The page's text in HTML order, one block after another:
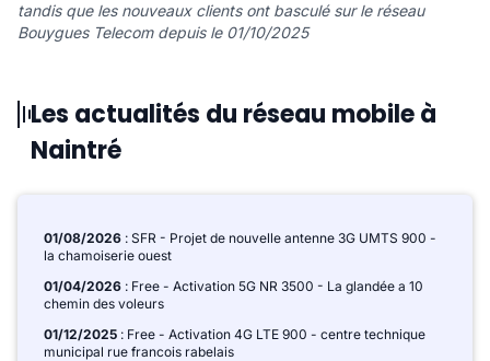
tandis que les nouveaux clients ont basculé sur le réseau
Bouygues Telecom depuis le 01/10/2025
Les actualités du réseau mobile à
Naintré
01/08/2026 : SFR - Projet de nouvelle antenne 3G UMTS 900 -
la chamoiserie ouest
01/04/2026 : Free - Activation 5G NR 3500 - La glandée a 10
chemin des voleurs
01/12/2025 : Free - Activation 4G LTE 900 - centre technique
municipal rue francois rabelais